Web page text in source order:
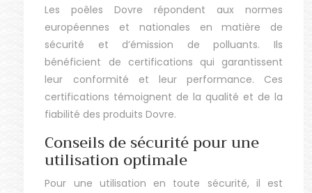
Les poêles Dovre répondent aux normes
européennes et nationales en matière de
sécurité et d’émission de polluants. Ils
bénéficient de certifications qui garantissent
leur conformité et leur performance. Ces
certifications témoignent de la qualité et de la
fiabilité des produits Dovre.
Conseils de sécurité pour une
utilisation optimale
Pour une utilisation en toute sécurité, il est